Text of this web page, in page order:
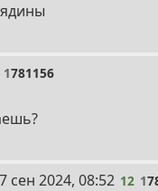
1781156
12
7 сен 2024, 08:52 12 1